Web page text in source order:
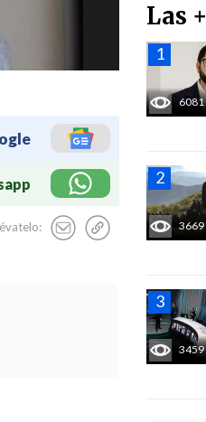
Las
6081
3669
3459